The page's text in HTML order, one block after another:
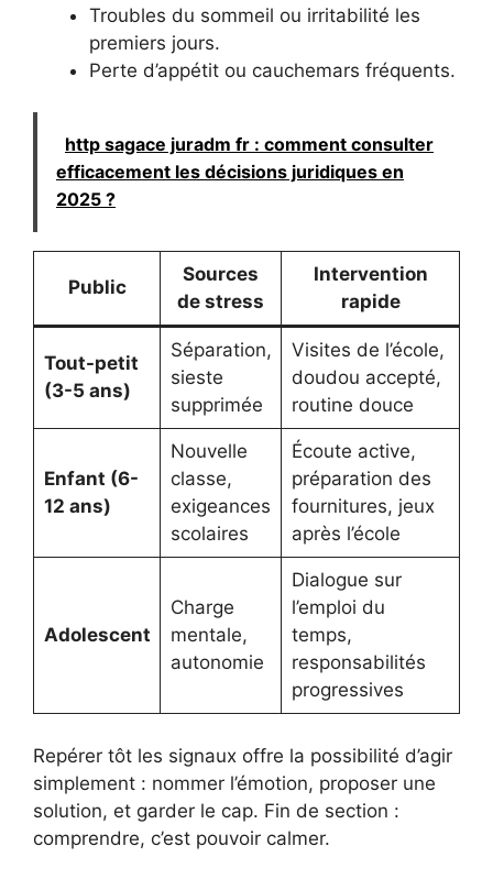
Troubles du sommeil ou irritabilité les
premiers jours.
Perte d’appétit ou cauchemars fréquents.
http sagace juradm fr : comment consulter
efficacement les décisions juridiques en
2025 ?
Public
Sources
de stress
Intervention
rapide
Tout-petit
(3-5 ans)
Séparation,
sieste
supprimée
Visites de l’école,
doudou accepté,
routine douce
Enfant (6-
12 ans)
Nouvelle
classe,
exigeances
scolaires
Écoute active,
préparation des
fournitures, jeux
après l’école
Adolescent
Charge
mentale,
autonomie
Dialogue sur
l’emploi du
temps,
responsabilités
progressives
Repérer tôt les signaux offre la possibilité d’agir
simplement : nommer l’émotion, proposer une
solution, et garder le cap. Fin de section :
comprendre, c’est pouvoir calmer.